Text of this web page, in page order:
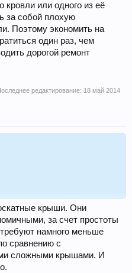
кровли или одного из её
за собой плохую
Поэтому экономить на
один раз, чем
дорогой ремонт
редактирование: 18 май 2014
крыши. Они
за счет простоты
намного меньше
сравнению с
сложными крышами. И